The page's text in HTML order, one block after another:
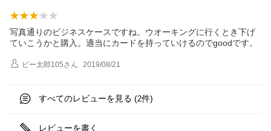
写真通りのビジネスケースですね。ウオーキングに行くとき下げ
ていこうかと購入。適当にカードを持っていけるのでgoodです。
ピー太郎105さん 2019/08/21
すべてのレビューを見る (2件)
レビューを書く